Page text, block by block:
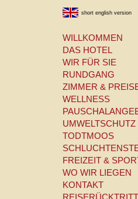
short english version
WILLKOMMEN
DAS HOTEL
WIR FÜR SIE
RUNDGANG
ZIMMER &
WELLNESS
UMWELTSCHUTZ
TODTMOOS
FREIZEIT &
WO WIR LIEGEN
KONTAKT